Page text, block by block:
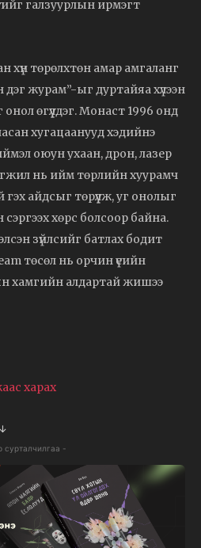
галзуурлын ирмэгт
хүн төрөлхтөн амар амгаланг
журам”-ыг дуртайяа хүлээн
өгүүлдэг. Монаст 1996 онд
хугацаанууд хэдийнэ
оюун ухаан, дрон, лазер
нь ийм төрлийн хуурамч
гэх айдсыг төрүүлж, уг онолыг
хөрс болсоор байна.
зүйлсийг батлах бодит
төсөл нь орчин үеийн
хамгийн алдартай жишээ
харах
сурталчилгаа -